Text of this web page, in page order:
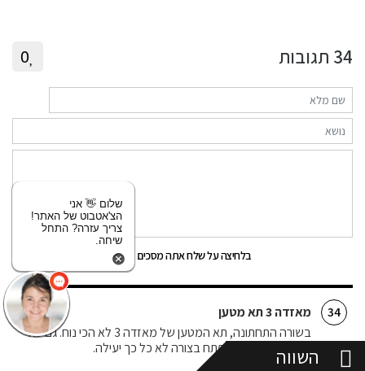
34 תגובות 0
בלחיצה על שלח אתה מסכים לתנאי השימוש
34 מאזדה 3 תא מטען
צליל רמון
בשורה התחתונה, תא המטען של מאזדה 3 לא הכי נוח. גם לא
הכי גדול, וגם הוא נפתח בצורה לא כל כך יעילה.
השווה
שלום 👋 אני
הצ'אטבוט של האתר!
צריך עזרה? התחל
שיחה.